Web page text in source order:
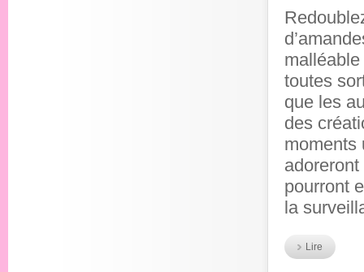
toutes
que les
des
moments
pourront
la
Lire